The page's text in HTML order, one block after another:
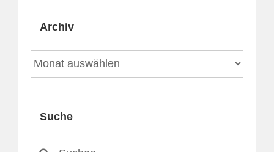
Archiv
Archiv
Suche
Suche